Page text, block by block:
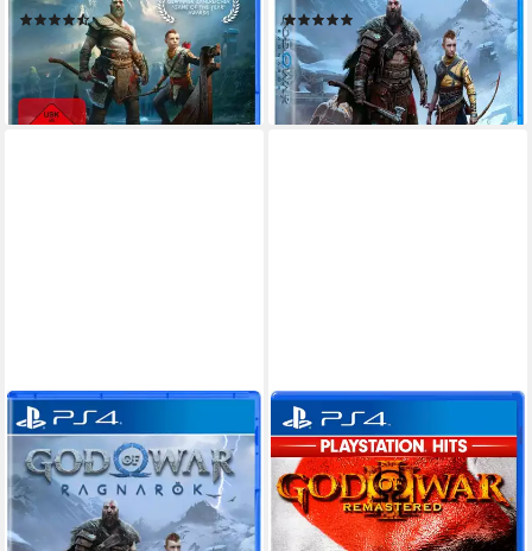
(37)
19,99 €
lieferbar - in 2-3 Werktagen bei dir
(146)
61,56 € UVP69,99 €
-12%
lieferbar - in 2-3 Werktagen bei dir
PLAYSTATION
God of War - Ragnarök AT
PS4
PlayStation 4 Plattform
keine Jugendfreigabe (ab 18 Jahren)
USK-Freigabe
Action
Genre
PLAYSTATION 4
God of War 3 - Remastered
PS4
Playstation 4 Plattform
keine Jugendfreigabe (ab 18 Jahren)
Action, Adventure Genre